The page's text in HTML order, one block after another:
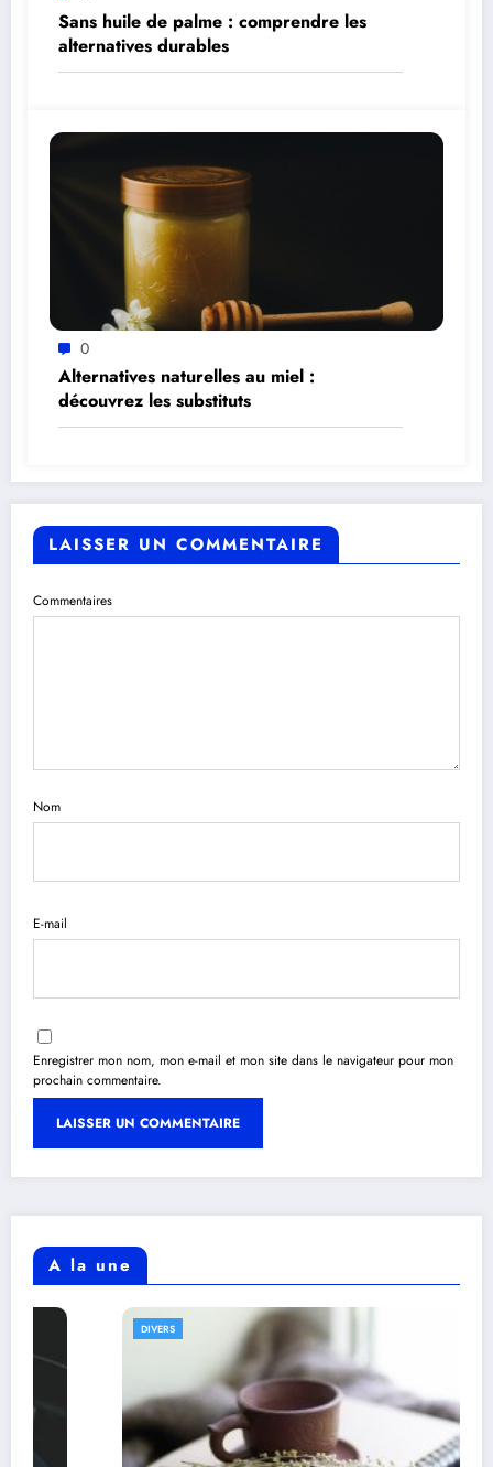
Sans huile de palme : comprendre les
alternatives durables
0
Alternatives naturelles au miel :
découvrez les substituts
LAISSER UN COMMENTAIRE
Commentaires
Nom
E-mail
Enregistrer mon nom, mon e-mail et mon site dans le navigateur pour mon
prochain commentaire.
A la une